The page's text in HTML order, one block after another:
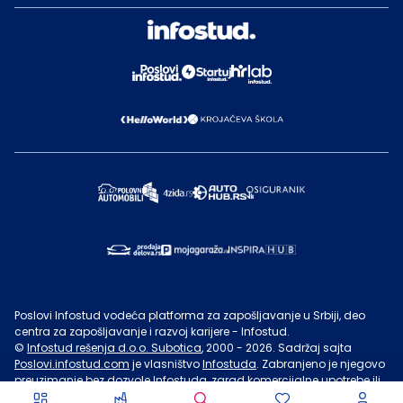
Poslovi Infostud vodeća platforma za zapošljavanje u Srbiji, deo
centra za zapošljavanje i razvoj karijere - Infostud.
© Infostud rešenja d.o.o. Subotica, 2000 - 2026. Sadržaj sajta
Poslovi.infostud.com je vlasništvoInfostuda. Zabranjeno je njegovo
preuzimanje bez dozvoleInfostuda, zarad komercijalne upotrebe ili
u druge svrhe, osim za lične potrebe posetilaca sajta.